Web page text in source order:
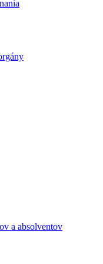
a absolventov